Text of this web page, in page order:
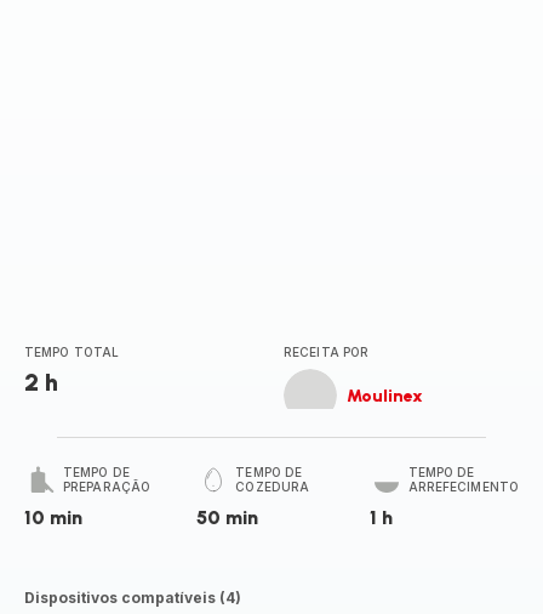
TEMPO TOTAL
2 h
RECEITA POR
Moulinex
TEMPO DE
PREPARAÇÃO
10 min
TEMPO DE
COZEDURA
50 min
TEMPO DE
ARREFECIMENTO
1 h
Dispositivos compatíveis (4)